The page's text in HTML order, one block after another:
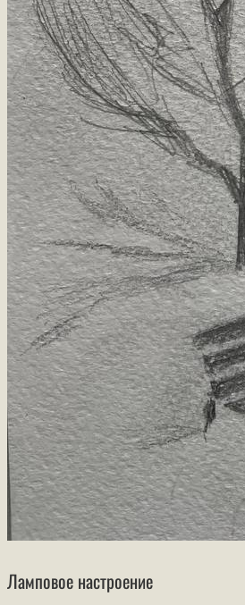
Ламповое настроение